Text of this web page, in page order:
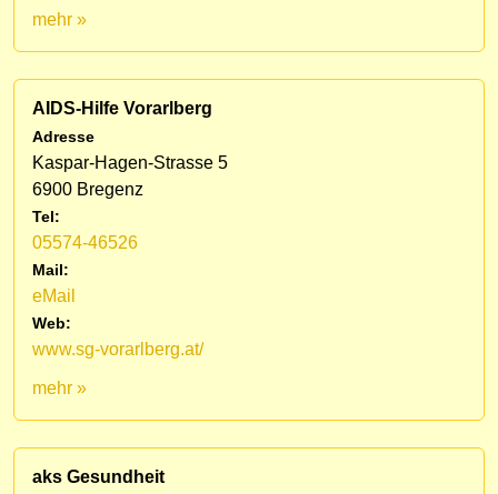
mehr »
AIDS-Hilfe Vorarlberg
Adresse
Kaspar-Hagen-Strasse 5
6900 Bregenz
Tel:
05574-46526
Mail:
eMail
Web:
www.sg-vorarlberg.at/
mehr »
aks Gesundheit